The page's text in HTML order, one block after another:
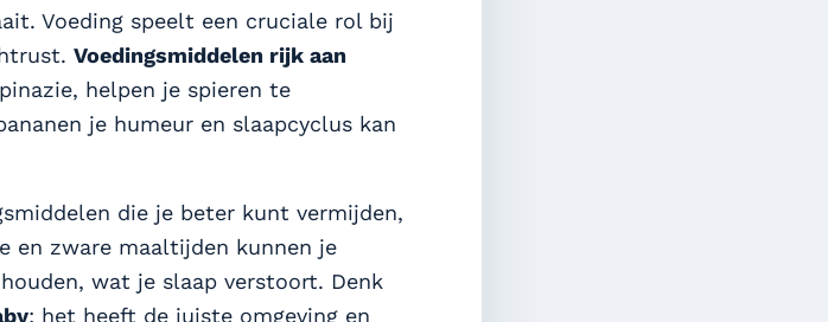
Voeding speelt een cruciale rol bij
Voedingsmiddelen rijk aan
helpen je spieren te
je humeur en slaapcyclus kan
die je beter kunt vermijden,
en zware maaltijden kunnen je
wat je slaap verstoort. Denk
; het heeft de juiste omgeving en